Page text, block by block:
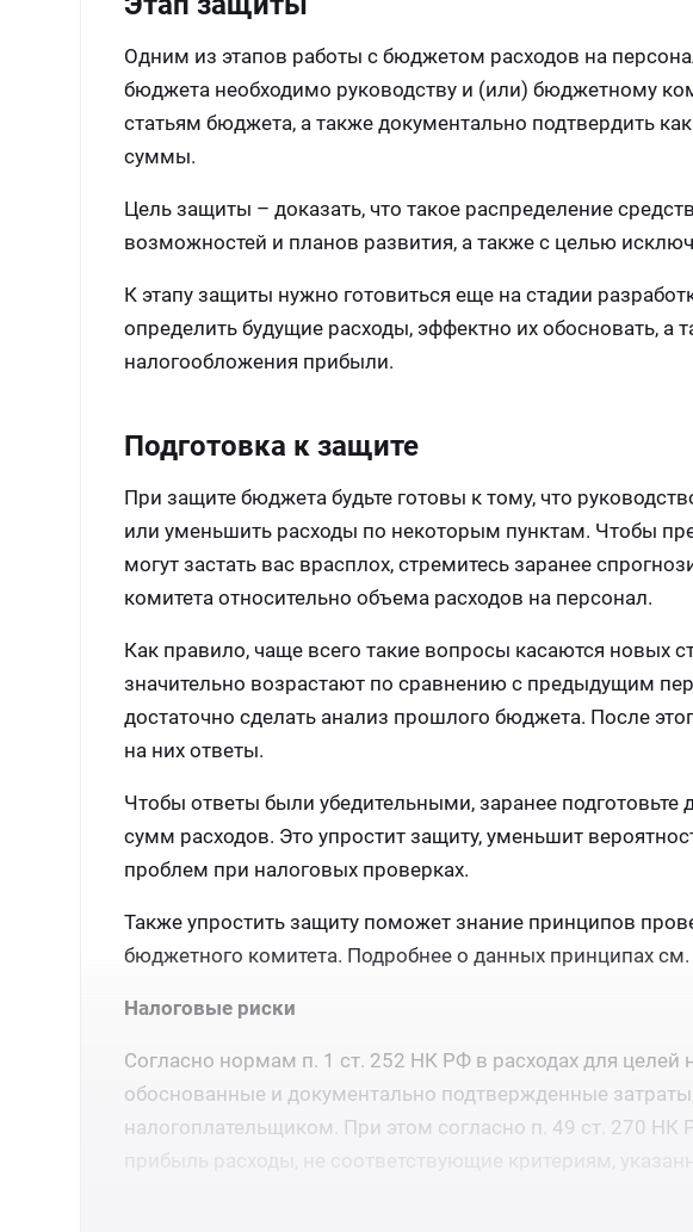
Одним из этапов работы с бюджетом расходов на
бюджета необходимо руководству и (или) бюджетному
статьям бюджета, а также документально подтвердить
суммы.
Цель защиты – доказать, что такое распределение
возможностей и планов развития, а также с целью
К этапу защиты нужно готовиться еще на стадии
определить будущие расходы, эффектно их обосновать,
налогообложения прибыли.
Подготовка к защите
При защите бюджета будьте готовы к тому, что
или уменьшить расходы по некоторым пунктам. Чтобы
могут застать вас врасплох, стремитесь заранее
комитета относительно объема расходов на персонал.
Как правило, чаще всего такие вопросы касаются новых
значительно возрастают по сравнению с предыдущим
достаточно сделать анализ прошлого бюджета. После
на них ответы.
Чтобы ответы были убедительными, заранее
сумм расходов. Это упростит защиту, уменьшит
проблем при налоговых проверках.
Также упростить защиту поможет знание принципов
бюджетного комитета. Подробнее о данных принципах см.
Налоговые риски
Согласно нормам п. 1 ст. 252 НК РФ в расходах для
обоснованные и документально подтвержденные
налогоплательщиком. При этом согласно п. 49 ст. 270
прибыль расходы, не соответствующие критериям,